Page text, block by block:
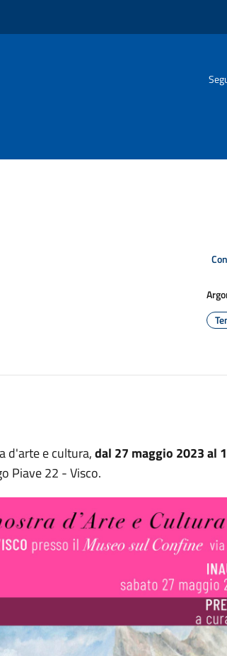
d'arte e cultura,dal 27 maggio 2023 al
Piave 22 - Visco.